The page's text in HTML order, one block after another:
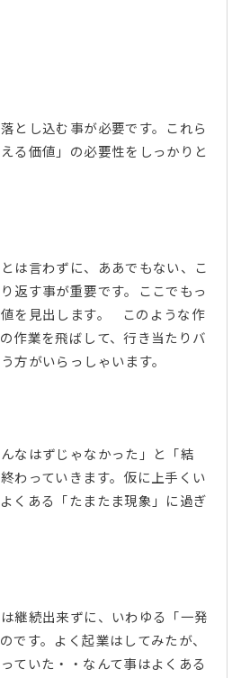
とし込む事が必要です。これら
る価値」の必要性をしっかりと
は言わずに、ああでもない、こ
返す事が重要です。ここでもっ
を見出します。 このような作
作業を飛ばして、行き当たりバ
方がいらっしゃいます。
なはずじゃなかった」と「結
わっていきます。仮に上手くい
くある「たまたま現象」に過ぎ
継続出来ずに、いわゆる「一発
です。よく起業はしてみたが、
ていた・・なんて事はよくある